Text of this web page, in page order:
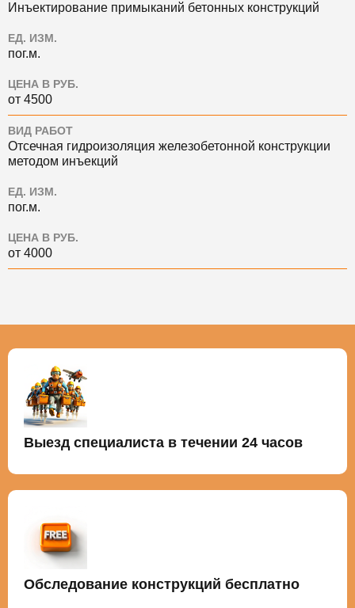
Инъектирование примыканий бетонных конструкций
ЕД. ИЗМ.
пог.м.
ЦЕНА В РУБ.
от 4500
ВИД РАБОТ
Отсечная гидроизоляция железобетонной конструкции
методом инъекций
ЕД. ИЗМ.
пог.м.
ЦЕНА В РУБ.
от 4000
Выезд специалиста в течении 24 часов
Обследование конструкций бесплатно